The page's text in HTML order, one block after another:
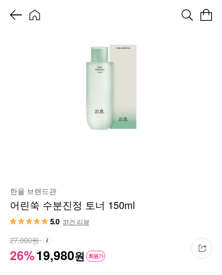
한율 브랜드관
어린쑥 수분진정 토너 150ml
5.0 31건 리뷰
26%19,980원 회원가
27,000원